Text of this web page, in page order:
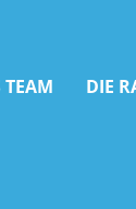
TEAM DIE